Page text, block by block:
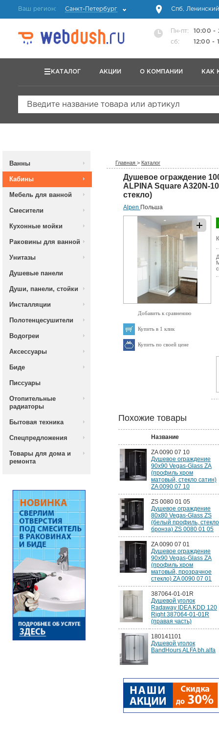
Ваш регион: Санкт-Петербург Спб,
Пн-пт:
10:00 -
сб:
12:00 -
КАТАЛОГ АКЦИИ О КОМПАНИИ КАК
Введите название товара или артикул
Ванны
Кабины
Мебель для ванной
Смесители
Кухонные мойки
Раковины для ванной
Унитазы
Душевые панели
Души, панели, стойки
Инсталляции
Полотенцесушители
Водогреи
Аксессуары
Биде
Писсуары
Отопительные
радиаторы
Бытовая техника
Спецпредложения
Товары для дома и
ремонта
Главная > Каталог
Душевое ограждение
ALPINA Square A320N-
стекло)
Alpen Польша
Добавить к сравнению
Купить в 1 клик
Купить по своей цене
Похожие товары
Название
ZA 0090 07 10
Душевое ограждение
90x90 Vegas-Glass ZA
(профиль хром
матовый, стекло сатин)
ZA 0090 07 10
ZS 0080 01 05
Душевое ограждение
80x80 Vegas-Glass ZS
(белый профиль, стекло
бронза) ZS 0080 01 05
ZA 0090 07 01
Душевое ограждение
90x90 Vegas-Glass ZA
(профиль хром
матовый, прозрачное
стекло) ZA 0090 07 01
387064-01-01R
Душевой уголок
Radaway IDEA KDD 120
Right 387064-01-01R
(правая часть)
180141101
Душевой уголок
BandHours ALFA bh.alfa